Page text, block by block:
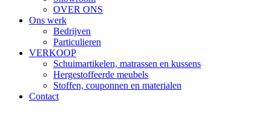
OVER ONS
Ons werk
Bedrijven
Particulieren
VERKOOP
Schuimartikelen, matrassen en kussens
Hergestoffeerde meubels
Stoffen, couponnen en materialen
Contact